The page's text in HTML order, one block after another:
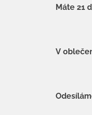
Máte 21
V